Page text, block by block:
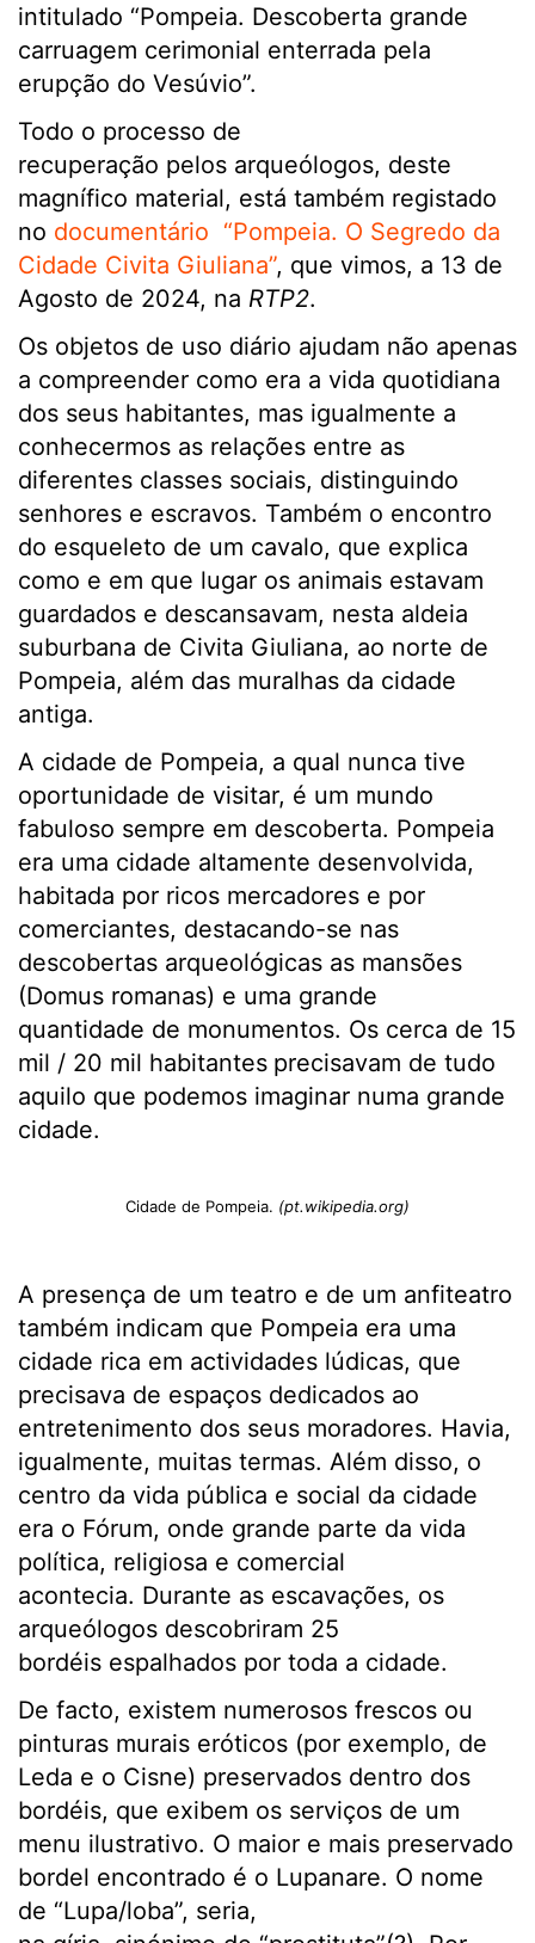
intitulado “Pompeia. Descoberta grande
carruagem cerimonial enterrada pela
erupção do Vesúvio”.
Todo o processo de
recuperação pelos arqueólogos, deste
magnífico material, está também registado
no documentário “Pompeia. O Segredo da
Cidade Civita Giuliana”, que vimos, a 13 de
Agosto de 2024, na RTP2.
Os objetos de uso diário ajudam não apenas
a compreender como era a vida quotidiana
dos seus habitantes, mas igualmente a
conhecermos as relações entre as
diferentes classes sociais, distinguindo
senhores e escravos. Também o encontro
do esqueleto de um cavalo, que explica
como e em que lugar os animais estavam
guardados e descansavam, nesta aldeia
suburbana de Civita Giuliana, ao norte de
Pompeia, além das muralhas da cidade
antiga.
A cidade de Pompeia, a qual nunca tive
oportunidade de visitar, é um mundo
fabuloso sempre em descoberta. Pompeia
era uma cidade altamente desenvolvida,
habitada por ricos mercadores e por
comerciantes, destacando-se nas
descobertas arqueológicas as mansões
(Domus romanas) e uma grande
quantidade de monumentos. Os cerca de 15
mil / 20 mil habitantes precisavam de tudo
aquilo que podemos imaginar numa grande
cidade.
Cidade de Pompeia. (pt.wikipedia.org)
A presença de um teatro e de um anfiteatro
também indicam que Pompeia era uma
cidade rica em actividades lúdicas, que
precisava de espaços dedicados ao
entretenimento dos seus moradores. Havia,
igualmente, muitas termas. Além disso, o
centro da vida pública e social da cidade
era o Fórum, onde grande parte da vida
política, religiosa e comercial
acontecia. Durante as escavações, os
arqueólogos descobriram 25
bordéis espalhados por toda a cidade.
De facto, existem numerosos frescos ou
pinturas murais eróticos (por exemplo, de
Leda e o Cisne) preservados dentro dos
bordéis, que exibem os serviços de um
menu ilustrativo. O maior e mais preservado
bordel encontrado é o Lupanare. O nome
de “Lupa/loba”, seria,